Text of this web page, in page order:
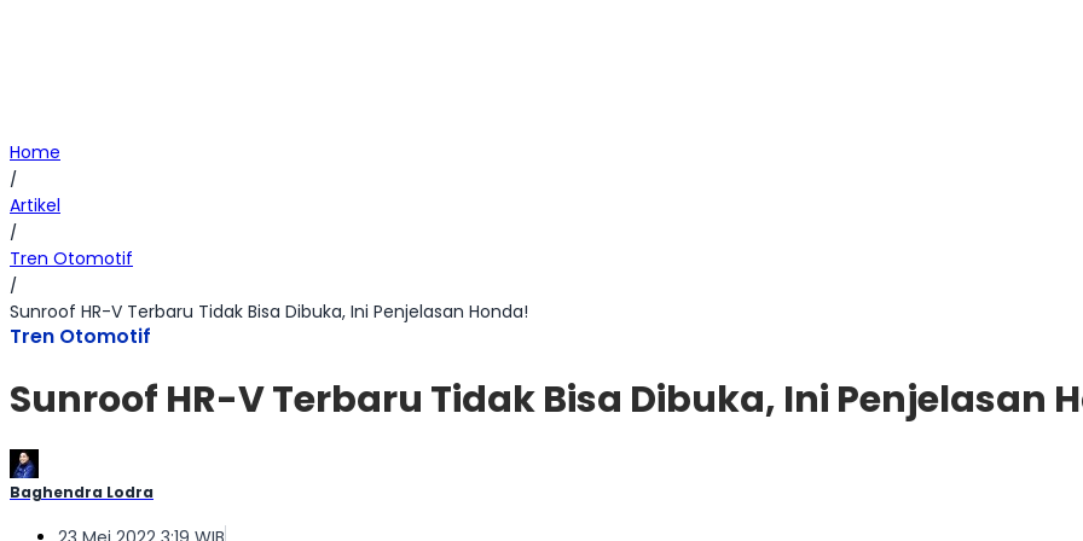
Home
/
Artikel
/
Tren Otomotif
/
Sunroof HR-V Terbaru Tidak Bisa Dibuka, Ini Penjelasan Honda!
Tren Otomotif
Sunroof HR-V Terbaru Tidak Bisa Dibuka, Ini Penjelasan
Baghendra Lodra